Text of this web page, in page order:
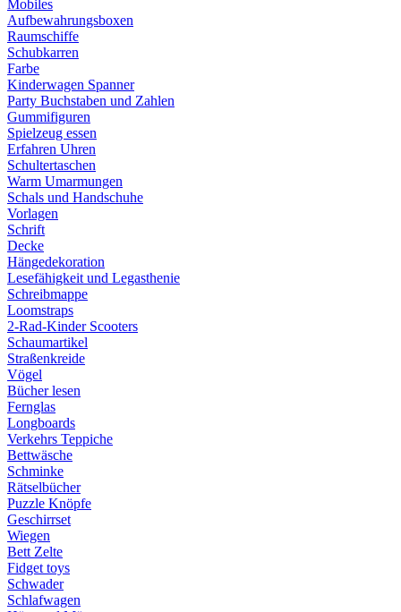
Mobiles
Aufbewahrungsboxen
Raumschiffe
Schubkarren
Farbe
Kinderwagen Spanner
Party Buchstaben und Zahlen
Gummifiguren
Spielzeug essen
Erfahren Uhren
Schultertaschen
Warm Umarmungen
Schals und Handschuhe
Vorlagen
Schrift
Decke
Hängedekoration
Lesefähigkeit und Legasthenie
Schreibmappe
Loomstraps
2-Rad-Kinder Scooters
Schaumartikel
Straßenkreide
Vögel
Bücher lesen
Fernglas
Longboards
Verkehrs Teppiche
Bettwäsche
Schminke
Rätselbücher
Puzzle Knöpfe
Geschirrset
Wiegen
Bett Zelte
Fidget toys
Schwader
Schlafwagen